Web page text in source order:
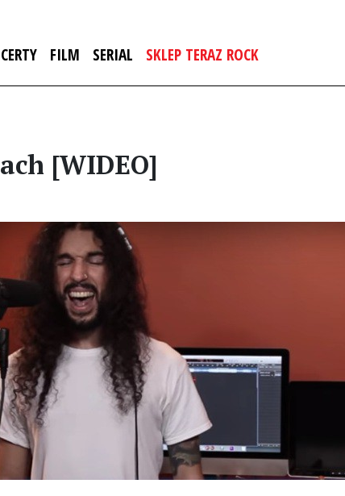
FILM SERIAL SKLEP TERAZ ROCK
[WIDEO]